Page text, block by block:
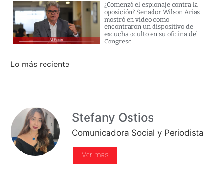
¿Comenzó el espionaje contra la
oposición? Senador Wilson Arias
mostró en video como
encontraron un dispositivo de
escucha oculto en su oficina del
Congreso
Lo más reciente
Stefany Ostios
Comunicadora Social y Periodista
Ver más